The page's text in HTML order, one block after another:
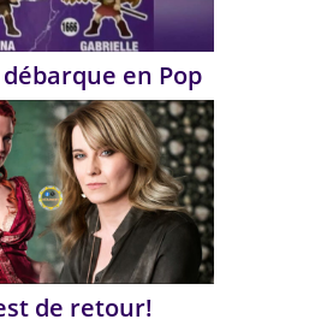
en Pop
de retour!